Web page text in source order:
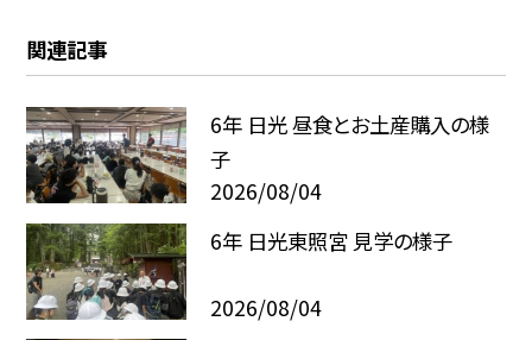
関連記事
6年 日光 昼食とお土産購入の様
子
2026/08/04
6年 日光東照宮 見学の様子
2026/08/04